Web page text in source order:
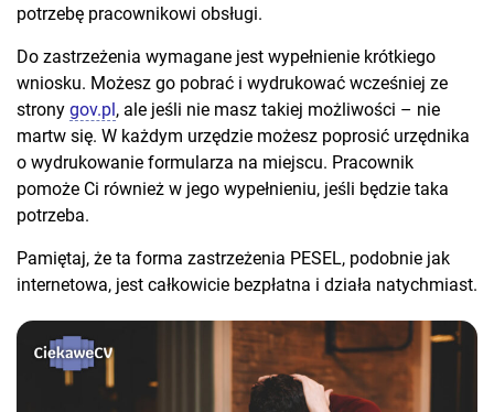
potrzebę pracownikowi obsługi.
Do zastrzeżenia wymagane jest wypełnienie krótkiego
wniosku. Możesz go pobrać i wydrukować wcześniej ze
strony gov.pl, ale jeśli nie masz takiej możliwości – nie
martw się. W każdym urzędzie możesz poprosić urzędnika
o wydrukowanie formularza na miejscu. Pracownik
pomoże Ci również w jego wypełnieniu, jeśli będzie taka
potrzeba.
Pamiętaj, że ta forma zastrzeżenia PESEL, podobnie jak
internetowa, jest całkowicie bezpłatna i działa natychmiast.